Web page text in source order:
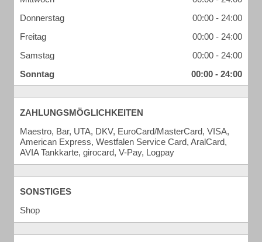
Donnerstag
00:00 - 24:00
Freitag
00:00 - 24:00
Samstag
00:00 - 24:00
Sonntag
00:00 - 24:00
ZAHLUNGSMÖGLICHKEITEN
Maestro, Bar, UTA, DKV, EuroCard/MasterCard, VISA,
American Express, Westfalen Service Card, AralCard,
AVIA Tankkarte, girocard, V-Pay, Logpay
SONSTIGES
Shop